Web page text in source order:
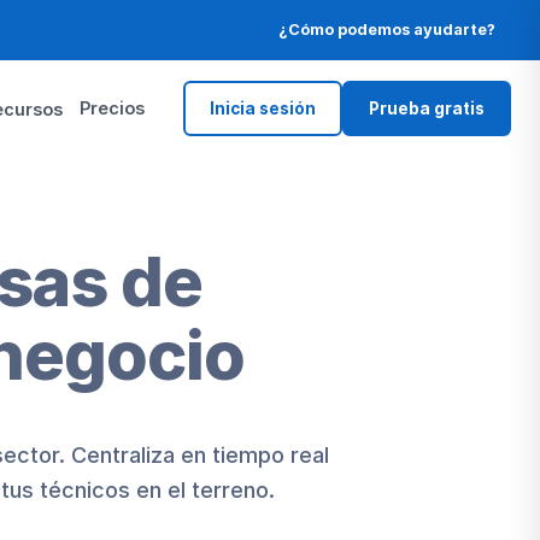
¿Cómo podemos ayudarte?
Precios Inicia sesión Prueba gratis
de
Centraliza en tiempo real
técnicos en el terreno.